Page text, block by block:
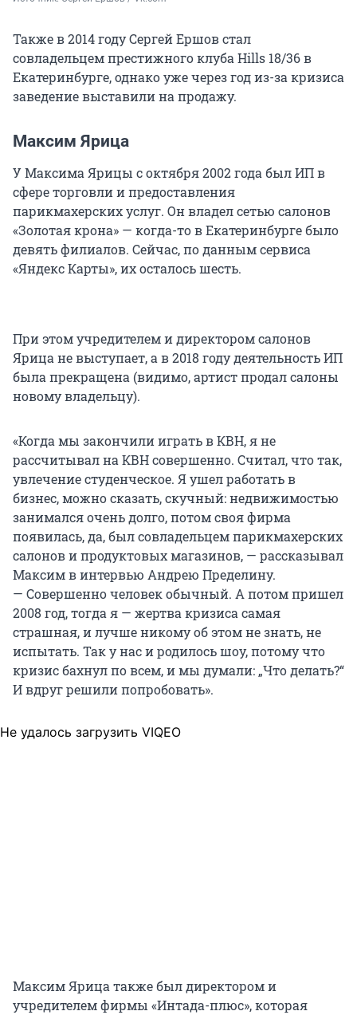
Также в 2014 году Сергей Ершов стал
совладельцем престижного клуба Hills 18/36 в
Екатеринбурге, однако уже через год из-за кризиса
заведение выставили на продажу.
Максим Ярица
У Максима Ярицы с октября 2002 года был ИП в
сфере торговли и предоставления
парикмахерских услуг. Он владел сетью салонов
«Золотая крона» — когда-то в Екатеринбурге было
девять филиалов. Сейчас, по данным сервиса
«Яндекс Карты», их осталось шесть.
При этом учредителем и директором салонов
Ярица не выступает, а в 2018 году деятельность ИП
была прекращена (видимо, артист продал салоны
новому владельцу).
«Когда мы закончили играть в КВН, я не
рассчитывал на КВН совершенно. Считал, что так,
увлечение студенческое. Я ушел работать в
бизнес, можно сказать, скучный: недвижимостью
занимался очень долго, потом своя фирма
появилась, да, был совладельцем парикмахерских
салонов и продуктовых магазинов, — рассказывал
Максим в интервью Андрею Пределину.
— Совершенно человек обычный. А потом пришел
2008 год, тогда я — жертва кризиса самая
страшная, и лучше никому об этом не знать, не
испытать. Так у нас и родилось шоу, потому что
кризис бахнул по всем, и мы думали: „Что делать?“
И вдруг решили попробовать».
Не удалось загрузить VIQEO
Максим Ярица также был директором и
учредителем фирмы «Интада-плюс», которая